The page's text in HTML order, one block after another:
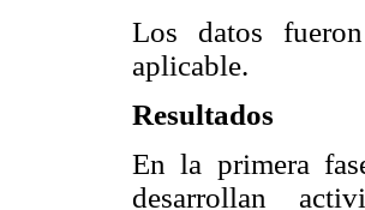
Los datos
aplicable.
Resultados
En la primera
desarrollan